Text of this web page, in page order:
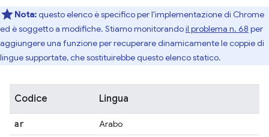
Nota:questo elenco è specifico per l'implementazione di Chrome
ed è soggetto a modifiche. Stiamo monitorandoil problema n. 68 per
aggiungere una funzione per recuperare dinamicamente le coppie di
lingue supportate, che sostituirebbe questo elenco statico.
Codice Lingua
ar Arabo